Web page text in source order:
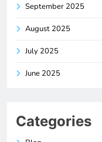
September 2025
August 2025
July 2025
June 2025
Categories